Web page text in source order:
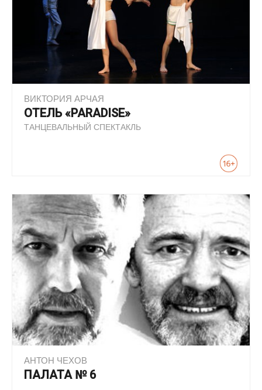
ВИКТОРИЯ АРЧАЯ
ОТЕЛЬ «PARADISE»
ТАНЦЕВАЛЬНЫЙ СПЕКТАКЛЬ
АНТОН ЧЕХОВ
ПАЛАТА № 6